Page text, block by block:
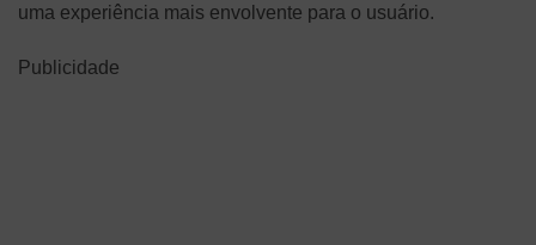
uma experiência mais envolvente para o usuário.
Publicidade